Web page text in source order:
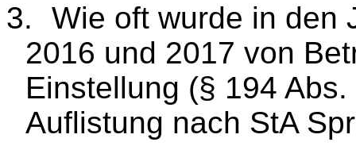
3.
Wie oft wurde in den
2016 und 2017 von
Einstellung (§ 194
Auflistung nach StA